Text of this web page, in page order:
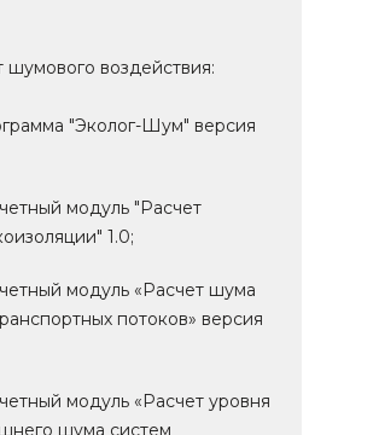
шумового воздействия:
"Эколог-Шум" версия
модуль "Расчет
1.0;
модуль «Расчет шума
потоков» версия
модуль «Расчет уровня
шума систем